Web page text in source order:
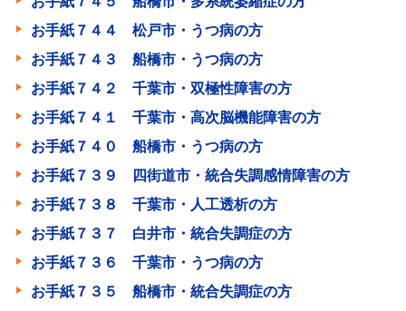
お手紙７４４ 松戸市・うつ病の方
お手紙７４３ 船橋市・うつ病の方
お手紙７４２ 千葉市・双極性障害の方
お手紙７４１ 千葉市・高次脳機能障害の方
お手紙７４０ 船橋市・うつ病の方
お手紙７３９ 四街道市・統合失調感情障害の方
お手紙７３８ 千葉市・人工透析の方
お手紙７３７ 白井市・統合失調症の方
お手紙７３６ 千葉市・うつ病の方
お手紙７３５ 船橋市・統合失調症の方